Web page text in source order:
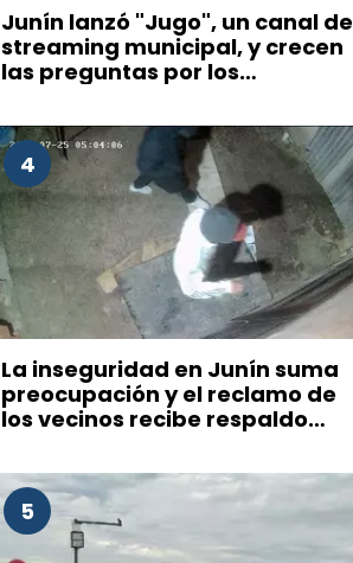
Junín lanzó "Jugo", un canal de
streaming municipal, y crecen
las preguntas por los
comunicación
4
La inseguridad en Junín suma
preocupación y el reclamo de
los vecinos recibe respaldo
5